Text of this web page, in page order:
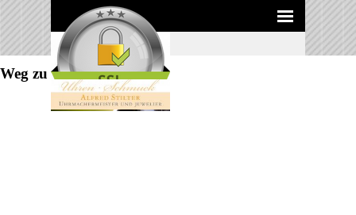
Direkt zum Seiteninhalt
Weg zu uns